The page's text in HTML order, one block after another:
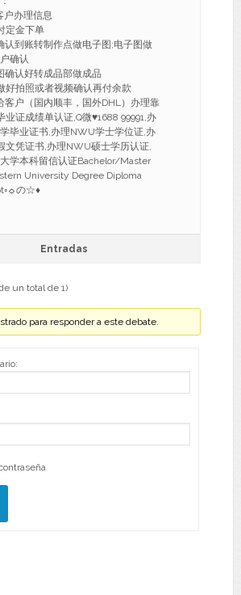
户办理信息
定金下单
认到账转制作点做电子图;电子图做
确认
确认好转成品部做成品
好拍照或者视频确认再付余款
客户（国内顺丰，国外DHL）办理靠
业证成绩单认证,Q微♥1688 99991,办
毕业证书,办理NWU学士学位证,办
文凭证书,办理NWU硕士学历认证,
学本科留信认证Bachelor/Master
University Degree Diploma
の☆♦
Entradas
un total de 1)
para responder a este debate.